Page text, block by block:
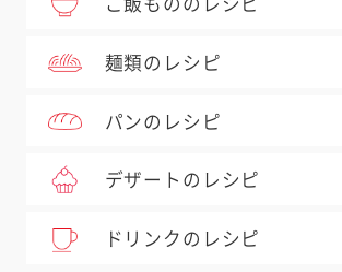
ご飯もののレシピ
麺類のレシピ
パンのレシピ
デザートのレシピ
ドリンクのレシピ